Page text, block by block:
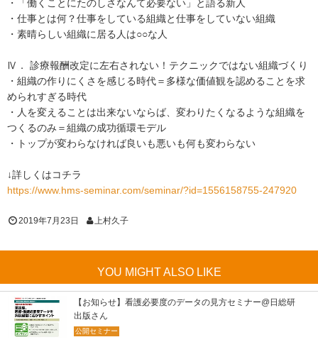
・「働くことにたのしさなんて必要ない」と語る新人
・仕事とは何？仕事をしている組織と仕事をしていない組織
・素晴らしい組織に居る人は○○な人
Ⅳ． 診療報酬改定に左右されない！テクニックではない組織づくり
・組織の作りにくさを感じる時代＝多様な価値観を認めることを求
められすぎる時代
・人を変えることは出来ないならば、変わりたくなるような組織を
つくるのみ＝組織の成功循環モデル
・トップが変わらなければ良いも悪いも何も変わらない
↓詳しくはコチラ
https://www.hms-seminar.com/seminar/?id=1556158755-247920
2019年7月23日 上村久子
YOU MIGHT ALSO LIKE
【お知らせ】看護必要度のデータの見方セミナー@日総研
出版さん
公開セミナー